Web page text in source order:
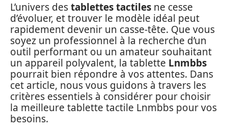
L’univers destablettes tactiles ne cesse
d’évoluer, et trouver le modèle idéal peut
rapidement devenir un casse-tête. Que vous
soyez un professionnel à la recherche d’un
outil performant ou un amateur souhaitant
un appareil polyvalent, la tablette Lnmbbs
pourrait bien répondre à vos attentes. Dans
cet article, nous vous guidons à travers les
critères essentiels à considérer pour choisir
la meilleure tablette tactile Lnmbbs pour vos
besoins.